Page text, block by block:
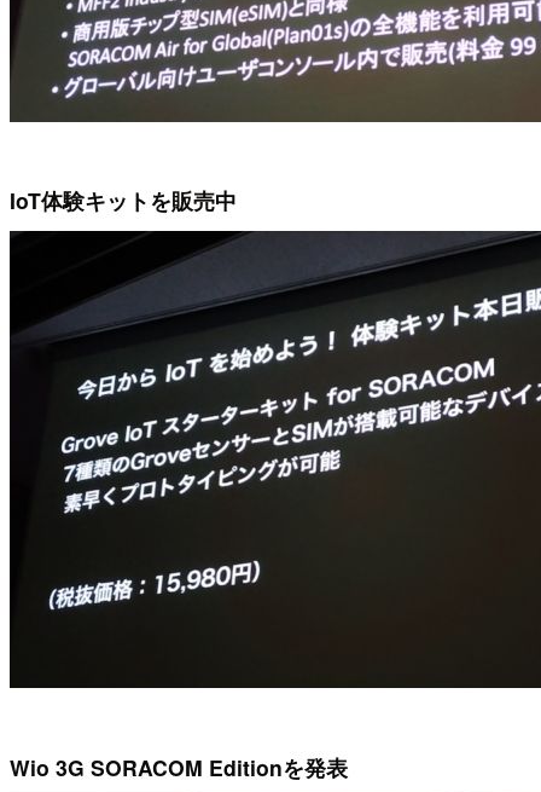
IoT体験キットを販売中
Wio 3G SORACOM Editionを発表